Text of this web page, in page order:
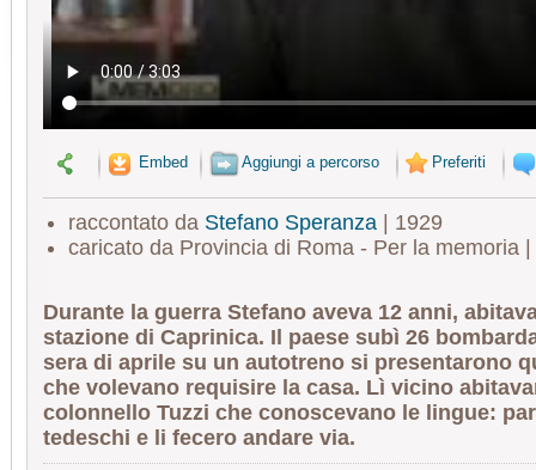
Embed Aggiungi a percorso Preferiti
raccontato da Stefano Speranza| 1929
caricato da Provincia di Roma - Per la memoria
Durante la guerra Stefano aveva 12 anni,
stazione di Caprinica. Il paese subì 26
sera di aprile su un autotreno si presentarono
che volevano requisire la casa. Lì vicino
colonnello Tuzzi che conoscevano le lingue:
tedeschi e li fecero andare via.